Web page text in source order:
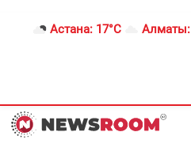
Астана: 17°C Алматы: